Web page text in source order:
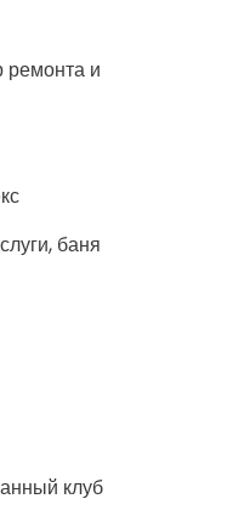
и
баня
клуб